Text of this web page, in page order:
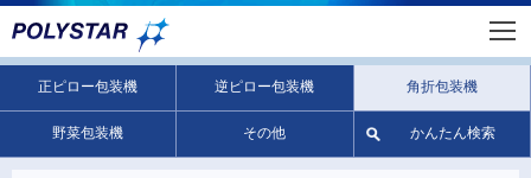
正ピロー包装機 逆ピロー包装機 角折包装機
野菜包装機 その他 かんたん検索